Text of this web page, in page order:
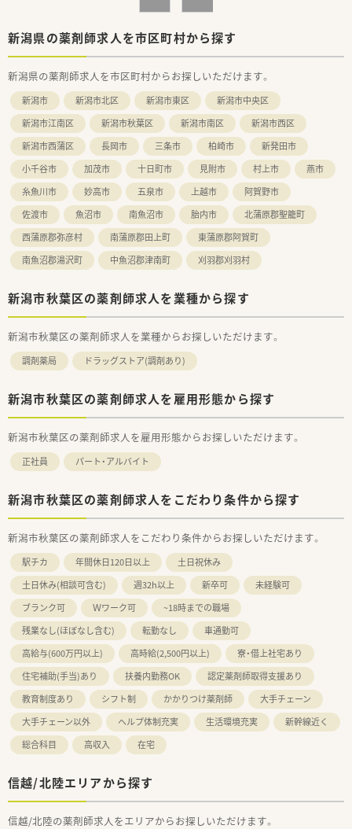
新潟県の薬剤師求人を市区町村から探す
新潟県の薬剤師求人を市区町村からお探しいただけます。
新潟市 新潟市北区 新潟市東区
新潟市中央区
新潟市江南区
新潟市秋葉区 新潟市南区
新潟市西区
新潟市西蒲区
長岡市 三条市 柏崎市
新発田市
小千谷市
加茂市 十日町市 見附市 村上市
燕市
糸魚川市
妙高市 五泉市 上越市
阿賀野市
佐渡市
魚沼市 南魚沼市 胎内市
北蒲原郡聖籠町
西蒲原郡弥彦村
南蒲原郡田上町
東蒲原郡阿賀町
南魚沼郡湯沢町
中魚沼郡津南町 刈羽郡刈羽村
新潟市秋葉区の薬剤師求人を業種から探す
新潟市秋葉区の薬剤師求人を業種からお探しいただけます。
調剤薬局 ドラッグストア(調剤あり)
新潟市秋葉区の薬剤師求人を雇用形態から探す
新潟市秋葉区の薬剤師求人を雇用形態からお探しいただけます。
正社員 パート・アルバイト
新潟市秋葉区の薬剤師求人をこだわり条件から探す
新潟市秋葉区の薬剤師求人をこだわり条件からお探しいただけます。
駅チカ 年間休日120日以上
土日祝休み
土日休み(相談可含む)
週32h以上 新卒可
未経験可
ブランク可
Ｗワーク可
~18時までの職場
残業なし(ほぼなし含む)
転勤なし
車通勤可
高給与(600万円以上)
高時給(2,500円以上)
寮・借上社宅あり
住宅補助(手当)あり
扶養内勤務OK
認定薬剤師取得支援あり
教育制度あり
シフト制 かかりつけ薬剤師
大手チェーン
大手チェーン以外
ヘルプ体制充実 生活環境充実
新幹線近く
総合科目
高収入 在宅
信越/北陸エリアから探す
信越/北陸の薬剤師求人をエリアからお探しいただけます。